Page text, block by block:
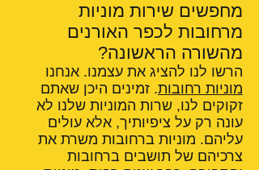
מחפשים שירות מוניות
מרחובות לכפר האורנים
מהשורה הראשונה?
הרשו לנו להציג את עצמנו. אנחנו
מוניות רחובות. זמינים היכן שאתם
זקוקים לנו, שרות המוניות שלנו לא
עונה רק על ציפיותיך, אלא עולים
עליהם. מוניות ברחובות משרת את
צרכיהם של תושבים ברחובות